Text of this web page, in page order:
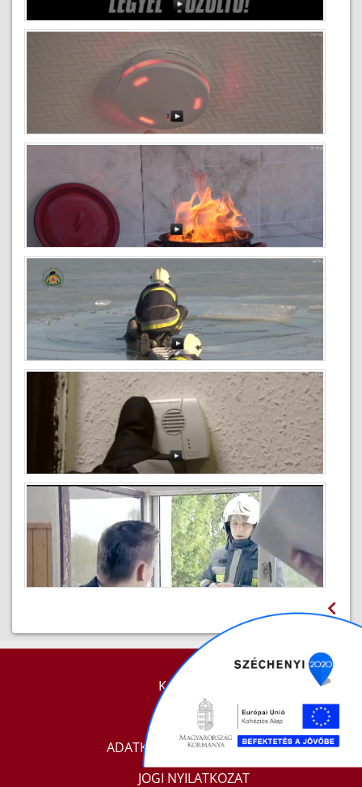
Toborzófilm 2
2018-04-26
2018-04-26
Füstjelzők használata
2018-04-26
Konyhatüzek megelőzése
2018-04-26
Jégen tartózkodás veszélyei
2015-10-27
A szén-monoxid ölhet - előzzük meg a
mérgezéseket
2015-02-18
Közösségi szolgálat a katasztrófavédelemnél
KAPCSOLAT
IMPRESSZUM
ADATKEZELÉSI TÁJÉKOZTATÓ
JOGI NYILATKOZAT